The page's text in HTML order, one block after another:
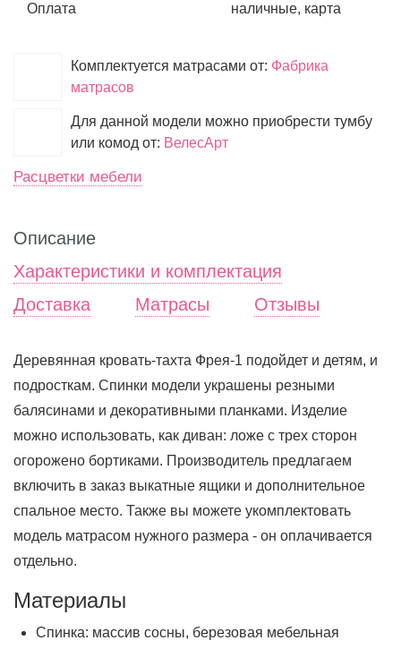
Оплата наличные, карта
Комплектуется матрасами от: Фабрика
матрасов
Для данной модели можно приобрести тумбу
или комод от: ВелесАрт
Расцветки мебели
Описание
Характеристики и комплектация
Доставка
Матрасы Отзывы
Деревянная кровать-тахта Фрея-1 подойдет и детям, и
подросткам. Спинки модели украшены резными
балясинами и декоративными планками. Изделие
можно использовать, как диван: ложе с трех сторон
огорожено бортиками. Производитель предлагаем
включить в заказ выкатные ящики и дополнительное
спальное место. Также вы можете укомплектовать
модель матрасом нужного размера - он оплачивается
отдельно.
Материалы
Спинка: массив сосны, березовая мебельная